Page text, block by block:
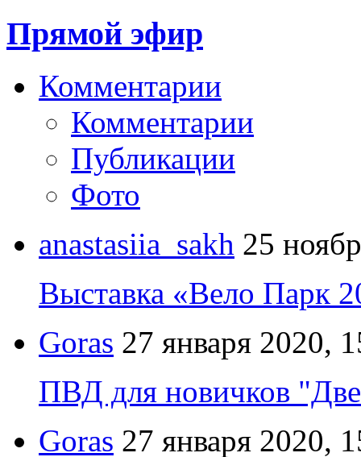
Прямой эфир
Комментарии
Комментарии
Публикации
Фото
anastasiia_sakh 25
Выставка «Вело Парк
Goras 27 января 2020,
ПВД для новичков
Goras 27 января 2020,